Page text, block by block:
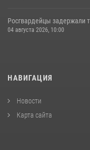
Росгвардейцы задержали
04 августа 2026, 10:00
НАВИГАЦИЯ
Новости
Карта сайта